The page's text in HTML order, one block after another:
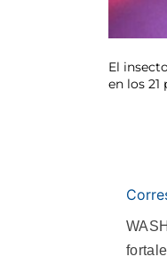
El
en los